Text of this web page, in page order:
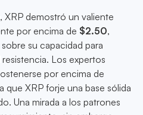
XRP demostró un valiente
por encima de $2.50,
su capacidad para
Los expertos
por encima de
que XRP forje una base sólida
Una mirada a los patrones